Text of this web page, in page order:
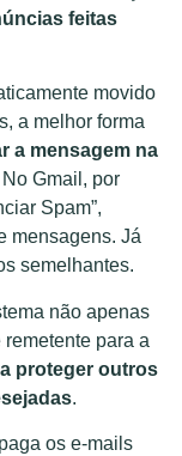
feitas
movido
a melhor forma
a mensagem na
No Gmail, por
Spam”,
mensagens. Já
semelhantes.
não apenas
para a
proteger outros
.
os e-mails